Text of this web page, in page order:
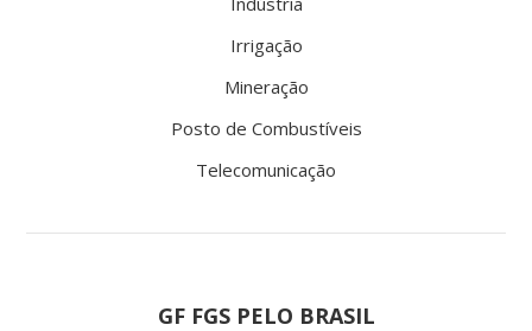
Irrigação
Mineração
Posto de Combustíveis
Telecomunicação
GF FGS PELO BRASIL